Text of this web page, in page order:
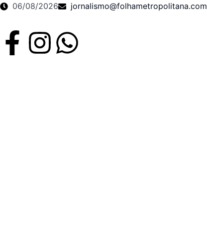
06/08/2026 jornalismo@folhametropolitana.com